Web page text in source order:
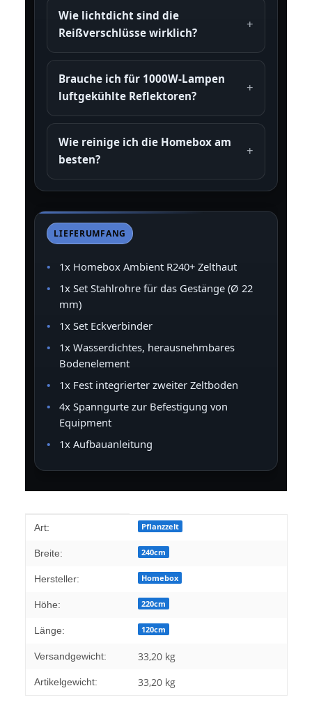
Wie lichtdicht sind die
Reißverschlüsse wirklich?
Brauche ich für 1000W-Lampen
luftgekühlte Reflektoren?
Wie reinige ich die Homebox am
besten?
LIEFERUMFANG
1x Homebox Ambient R240+ Zelthaut
1x Set Stahlrohre für das Gestänge (Ø 22
mm)
1x Set Eckverbinder
1x Wasserdichtes, herausnehmbares
Bodenelement
1x Fest integrierter zweiter Zeltboden
4x Spanngurte zur Befestigung von
Equipment
1x Aufbauanleitung
Produkteigenschaft
Wert
Art: Pflanzzelt
Breite: 240cm
Hersteller: Homebox
Höhe: 220cm
Länge: 120cm
Versandgewicht: 33,20 kg
Artikelgewicht: 33,20 kg